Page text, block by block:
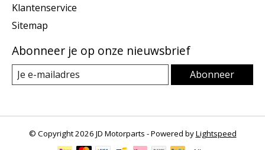
Klantenservice
Sitemap
Abonneer je op onze nieuwsbrief
Abonneer
© Copyright 2026 JD Motorparts - Powered byLightspeed